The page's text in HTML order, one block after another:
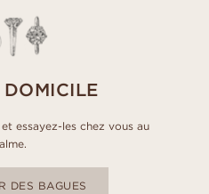
essayez-les chez vous au
DES BAGUES